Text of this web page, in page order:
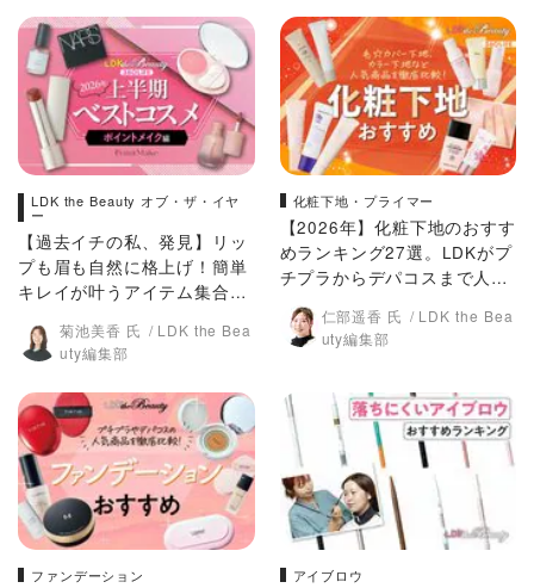
LDK the Beauty オブ・ザ・イヤ
ー
【過去イチの私、発見】リッ
プも眉も自然に格上げ！簡単
キレイが叶うアイテム集合
菊池美香 氏
LDK the Bea
uty編集部
化粧下地・プライマー
【2026年】化粧下地のおすす
めランキング27選。LDKがプ
チプラからデパコスまで人気
商品を比較
仁部遥香 氏
LDK the Bea
uty編集部
ファンデーション アイブロウ